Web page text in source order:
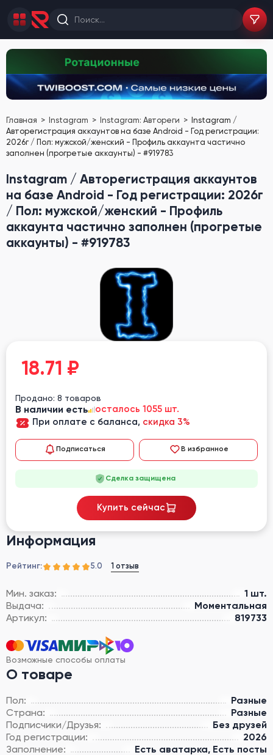
Главная Instagram Instagram: Автореги
Instagram /
Авторегистрация аккаунтов на базе Android - Год регистрации:
2026г / Пол: мужской/женский - Профиль аккаунта частично
заполнен (прогретые аккаунты) - #919783
Instagram / Авторегистрация аккаунтов
на базе Android - Год регистрации: 2026г
/ Пол: мужской/женский - Профиль
аккаунта частично заполнен (прогретые
аккаунты) - #919783
Информация
Рейтинг: 5.0 1 отзыв
Мин. заказ:
1 шт.
Выдача:
Моментальная
Артикул:
819733
Возможные способы оплаты
О товаре
Пол:
Разные
Страна:
Разные
Подписчики/Друзья:
Без друзей
Год регистрации:
2026
Заполнение:
Есть аватарка, Есть посты
18.71 ₽
Продано: 8 товаров
В наличии есть
осталось 1055 шт.
При оплате с баланса, скидка 3%
Подписаться В избранное
Сделка защищена
Купить сейчас